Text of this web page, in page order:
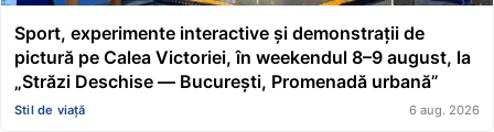
Sport, experimente interactive și demonstrații de
pictură pe Calea Victoriei, în weekendul 8–9 august, la
„Străzi Deschise — București, Promenadă urbană”
Stil de viață 6 aug. 2026